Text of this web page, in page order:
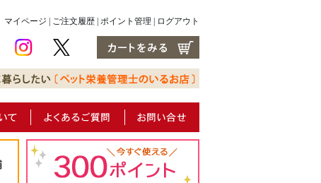
マイページ ご注文履歴 ポイント管理 ログアウト